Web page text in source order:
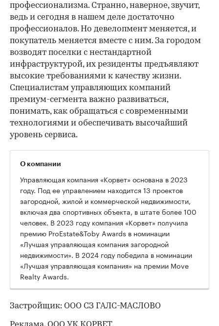
профессионализма. Странно, наверное, звучит,
ведь и сегодня в нашем деле достаточно
профессионалов. Но девелопмент меняется, и
покупатель меняется вместе с ним. За городом
возводят поселки с нестандартной
инфраструктурой, их резиденты предъявляют
высокие требованиями к качеству жизни.
Специалистам управляющих компаний
премиум-сегмента важно развиваться,
понимать, как обращаться с современными
технологиями и обеспечивать высочайший
уровень сервиса.
О компании
Управляющая компания «Корвет» основана в 2023
году. Под ее управлением находится 13 проектов
загородной, жилой и коммерческой недвижимости,
включая два спортивных объекта, в штате более 100
человек. В 2023 году компания «Корвет» получила
премию ProEstate&Toby Awards в номинации
«Лучшая управляющая компания загородной
недвижимости». В 2024 году победила в номинации
«Лучшая управляющая компания» на премии Move
Realty Awards.
Застройщик: ООО СЗ ГАЛС-МАСЛОВО